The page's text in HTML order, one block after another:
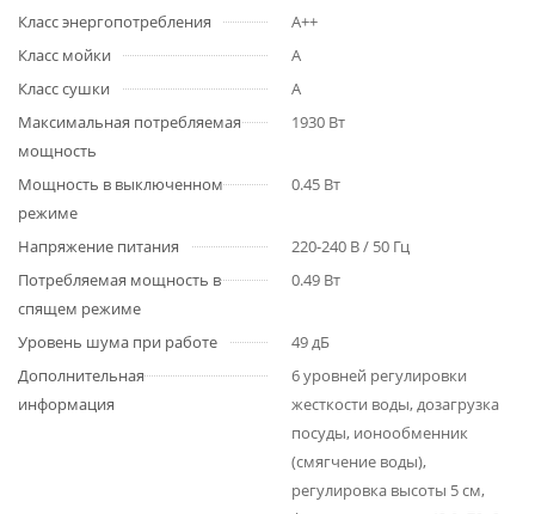
Класс энергопотребления
A++
Класс мойки
A
Класс сушки
A
Максимальная потребляемая
мощность
1930 Вт
Мощность в выключенном
режиме
0.45 Вт
Напряжение питания
220-240 В / 50 Гц
Потребляемая мощность в
спящем режиме
0.49 Вт
Уровень шума при работе
49 дБ
Дополнительная
информация
6 уровней регулировки
жесткости воды, дозагрузка
посуды, ионообменник
(смягчение воды),
регулировка высоты 5 см,